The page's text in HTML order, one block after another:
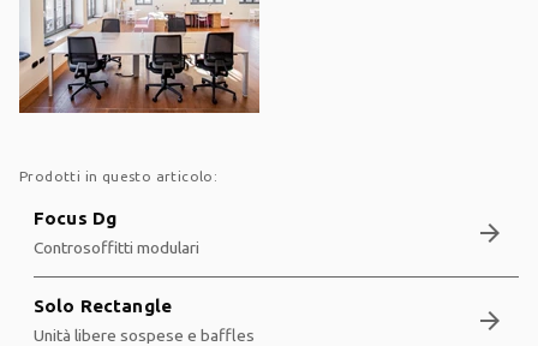
Prodotti in questo articolo:
Focus Dg
Controsoffitti modulari arrow_forward
Solo Rectangle
Unità libere sospese e baffles arrow_forward